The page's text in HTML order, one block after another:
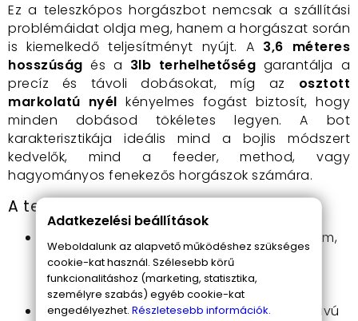
Ez a teleszkópos horgászbot nemcsak a szállítási
problémáidat oldja meg, hanem a horgászat során
is kiemelkedő teljesítményt nyújt. A 3,6 méteres
hosszúság és a 3lb terhelhetőség garantálja a
precíz és távoli dobásokat, míg az osztott
markolatú nyél kényelmes fogást biztosít, hogy
minden dobásod tökéletes legyen. A bot
karakterisztikája ideális mind a bojlis módszert
kedvelők, mind a feeder, method, vagy
hagyományos fenekezős horgászok számára.
A teleszkópos bojlis bot előnyei:
Kompakt szállítási hossz
: mindössze 73 cm,
így könnyedén elfér bármely jármű
csomagtartójában, vagy akár
motorkerékpáron, kerékpáron is szállítható.
Teljes hossz: 360 cm, ami ideális hosszú távú
Adatkezelési beállítások
Weboldalunk az alapvető működéshez szükséges
cookie-kat használ. Szélesebb körű
funkcionalitáshoz (marketing, statisztika,
személyre szabás) egyéb cookie-kat
engedélyezhet. Részletesebb információk.